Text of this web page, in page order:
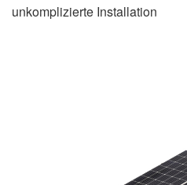
unkomplizierte Installation